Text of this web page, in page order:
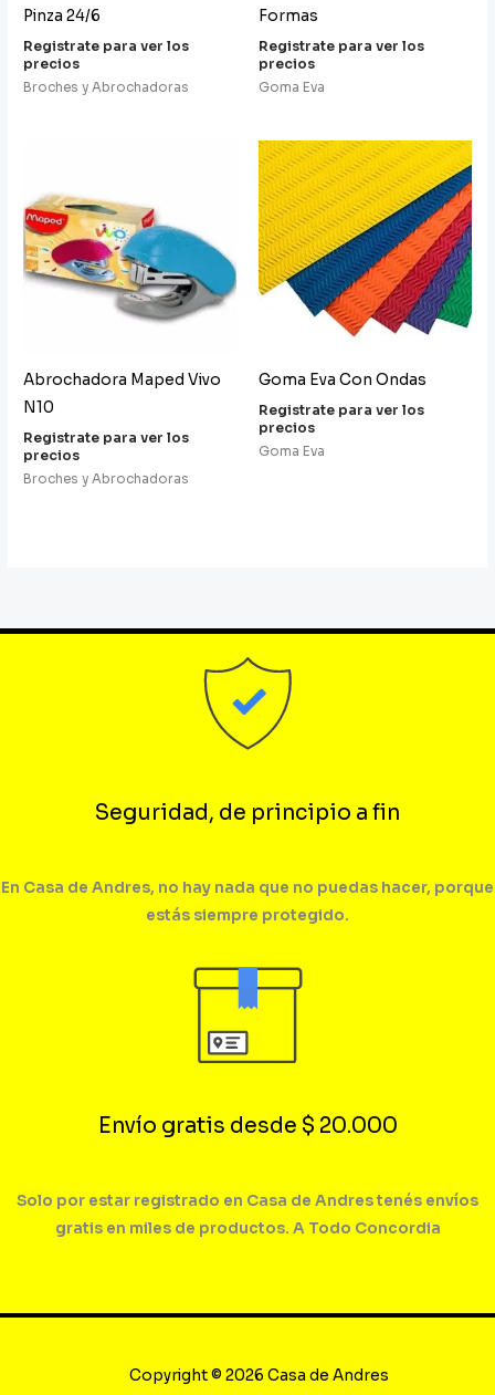
Pinza 24/6
Registrate para ver los
precios
Broches y Abrochadoras
Formas
Registrate para ver los
precios
Goma Eva
Abrochadora Maped Vivo
N10
Registrate para ver los
precios
Broches y Abrochadoras
Goma Eva Con Ondas
Registrate para ver los
precios
Goma Eva
Seguridad, de principio a fin
En Casa de Andres, no hay nada que no puedas hacer, porque
estás siempre protegido.
Envío gratis desde $ 20.000
Solo por estar registrado en Casa de Andres tenés envíos
gratis en miles de productos. A Todo Concordia
Copyright © 2026 Casa de Andres